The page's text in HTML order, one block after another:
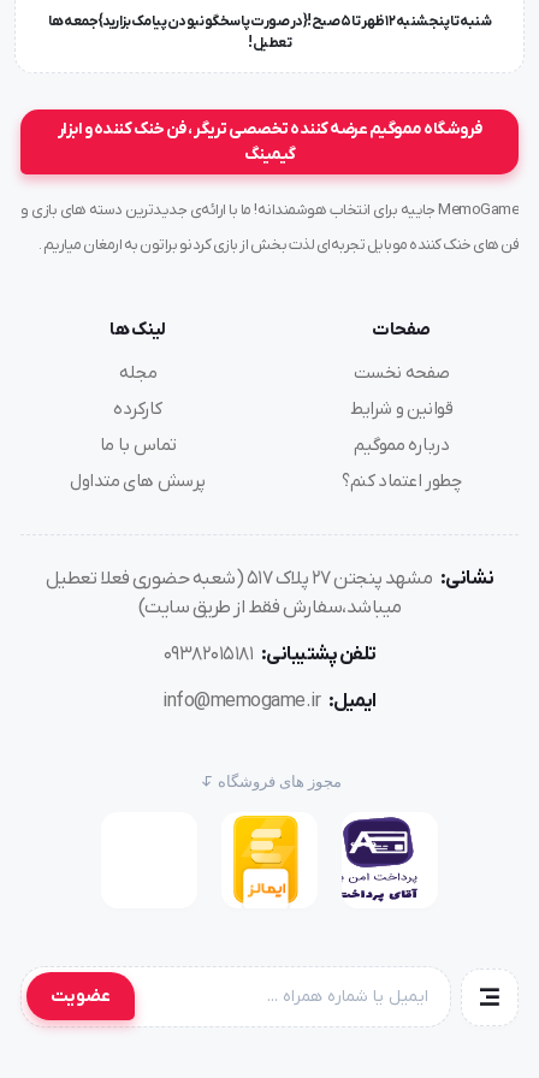
شنبه تا پنجشنبه ۱۲ ظهر تا 5 صبح!{در صورت پاسخگو نبودن پیامک بزارید} جمعه ها
تعطیل !
فروشگاه مموگیم عرضه کننده تخصصی تریگر ، فن خنک کننده و ابزار
گیمینگ
MemoGame جاییه برای انتخاب هوشمندانه! ما با ارائه‌ی جدیدترین دسته های بازی و
فن های خنک کننده موبایل تجربه‌ای لذت بخش از بازی کردنو براتون به ارمغان میاریم .
صفحات
صفحه نخست
قوانین و شرایط
درباره مموگیم
چطور اعتماد کنم؟
لینک ها
مجله
کارکرده
تماس با ما
پرسش های متداول
نشانی:
مشهد پنجتن ۲۷ پلاک ۵۱۷ (شعبه حضوری فعلا تعطیل
میباشد،سفارش فقط از طریق سایت)
تلفن پشتیبانی: ۰۹۳۸۲۰۱۵۱۸۱
ایمیل: info@memogame.ir
مجوز های فروشگاه
عضویت